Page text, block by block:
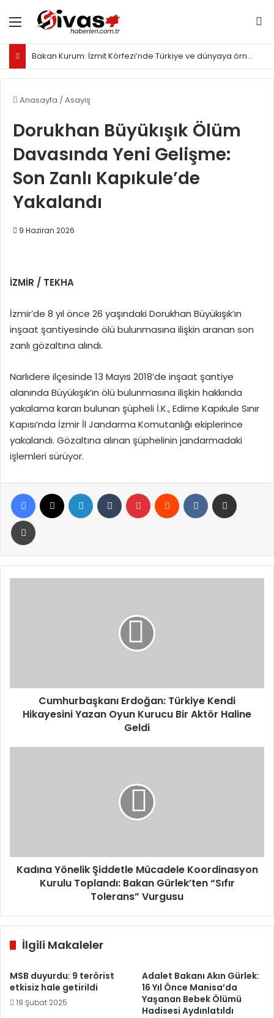
Menü
Bakan Kurum: İzmit Körfezi’nde Türkiye ve dünyaya örnek olacak proje yürütüyoruz
Anasayfa / Asayiş
Dorukhan Büyükışık Ölüm
Davasında Yeni Gelişme:
Son Zanlı Kapıkule’de
Yakalandı
9 Haziran 2026
İZMİR / TEKHA
İzmir’de 8 yıl önce 26 yaşındaki Dorukhan Büyükışık’ın
inşaat şantiyesinde ölü bulunmasına ilişkin aranan son
zanlı gözaltına alındı.
Narlıdere ilçesinde 13 Mayıs 2018’de inşaat şantiye
alanında Büyükışık’ın ölü bulunmasına ilişkin hakkında
yakalama kararı bulunan şüpheli İ.K., Edirne Kapıkule Sınır
Kapısı’nda İzmir İl Jandarma Komutanlığı ekiplerince
yakalandı. Gözaltına alınan şüphelinin jandarmadaki
işlemleri sürüyor.
Facebook LinkedIn Tumblr Pinterest Reddit VKontakte
Yazdır
Bir
Haline
Cumhurbaşkanı Erdoğan: Türkiye Kendi
Hikayesini Yazan Oyun Kurucu Bir Aktör Haline
Geldi
Gürlek’ten
“Sıfır
Tolerans”
Kadına Yönelik Şiddetle Mücadele Koordinasyon
Kurulu Toplandı: Bakan Gürlek’ten “Sıfır
Tolerans” Vurgusu
İlgili Makaleler
MSB duyurdu: 9 terörist
etkisiz hale getirildi
19 Şubat 2025
Adalet Bakanı Akın Gürlek:
16 Yıl Önce Manisa’da
Yaşanan Bebek Ölümü
Hadisesi Aydınlatıldı